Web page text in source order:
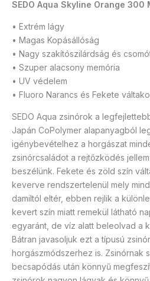
SEDO Aqua Skyline Orange 300
• Extrém lágy
• Magas Kopásállóság
• Nagy szakítószilárdság és
• Szuper alacsony memória
• UV védelem
• Fluoro Narancs és Fekete
SEDO Aqua zsinórok a
Japán CoPolymer alapanyagból
igénybevételhez a horgászat
zsinórcsaládot a rejtőzködés
beszélünk. Fekete és zöld szín
keverve rendszertelenül mely
damiltól eltér, ebben rejlik a
kevert szín miatt remekül látható
egyaránt, de víz alatt beleolvad a
Bátran javasoljuk ezt a típusú
horgászmódszerhez is. Zsinórnak
becsapódás után könnyű